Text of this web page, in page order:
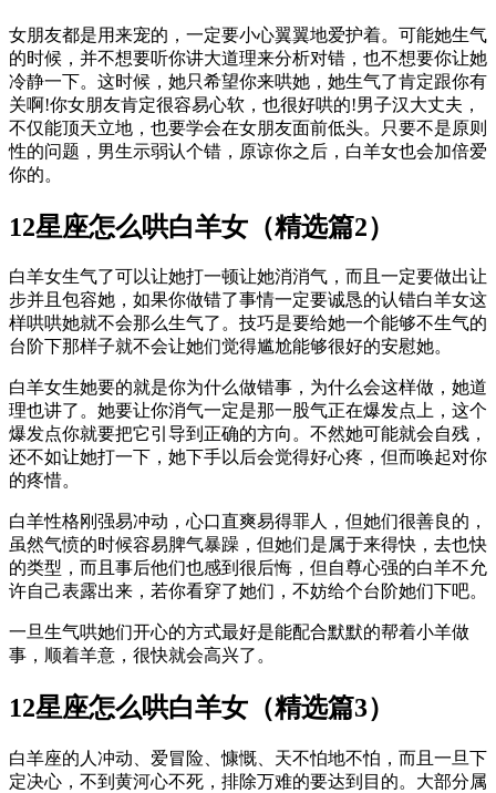
女朋友都是用来宠的，一定要小心翼翼地爱护着。可能她生气
的时候，并不想要听你讲大道理来分析对错，也不想要你让她
冷静一下。这时候，她只希望你来哄她，她生气了肯定跟你有
关啊!你女朋友肯定很容易心软，也很好哄的!男子汉大丈夫，
不仅能顶天立地，也要学会在女朋友面前低头。只要不是原则
性的问题，男生示弱认个错，原谅你之后，白羊女也会加倍爱
你的。
12星座怎么哄白羊女（精选篇2）
白羊女生气了可以让她打一顿让她消消气，而且一定要做出让
步并且包容她，如果你做错了事情一定要诚恳的认错白羊女这
样哄哄她就不会那么生气了。技巧是要给她一个能够不生气的
台阶下那样子就不会让她们觉得尴尬能够很好的安慰她。
白羊女生她要的就是你为什么做错事，为什么会这样做，她道
理也讲了。她要让你消气一定是那一股气正在爆发点上，这个
爆发点你就要把它引导到正确的方向。不然她可能就会自残，
还不如让她打一下，她下手以后会觉得好心疼，但而唤起对你
的疼惜。
白羊性格刚强易冲动，心口直爽易得罪人，但她们很善良的，
虽然气愤的时候容易脾气暴躁，但她们是属于来得快，去也快
的类型，而且事后他们也感到很后悔，但自尊心强的白羊不允
许自己表露出来，若你看穿了她们，不妨给个台阶她们下吧。
一旦生气哄她们开心的方式最好是能配合默默的帮着小羊做
事，顺着羊意，很快就会高兴了。
12星座怎么哄白羊女（精选篇3）
白羊座的人冲动、爱冒险、慷慨、天不怕地不怕，而且一旦下
定决心，不到黄河心不死，排除万难的要达到目的。大部分属